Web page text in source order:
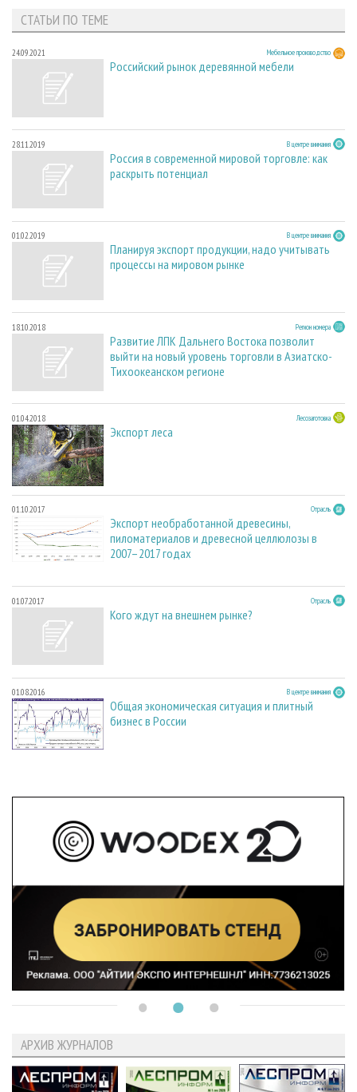
СТАТЬИ ПО ТЕМЕ
24.09.2021 Мебельное производство
Российский рынок деревянной мебели
28.11.2019 В центре внимания
Россия в современной мировой торговле: как
раскрыть потенциал
01.02.2019 В центре внимания
Планируя экспорт продукции, надо учитывать
процессы на мировом рынке
18.10.2018 Регион номера
Развитие ЛПК Дальнего Востока позволит
выйти на новый уровень торговли в Азиатско-
Тихоокеанском регионе
01.04.2018 Лесозаготовка
Экспорт леса
01.10.2017 Отрасль
Экспорт необработанной древесины,
пиломатериалов и древесной целлюлозы в
2007–2017 годах
01.07.2017 Отрасль
Кого ждут на внешнем рынке?
01.08.2016 В центре внимания
Общая экономическая ситуация и плитный
бизнес в России
АРХИВ ЖУРНАЛОВ